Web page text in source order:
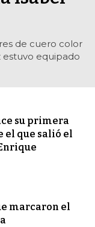
de cuero color
estuvo equipado
su primera
el que salió el
marcaron el